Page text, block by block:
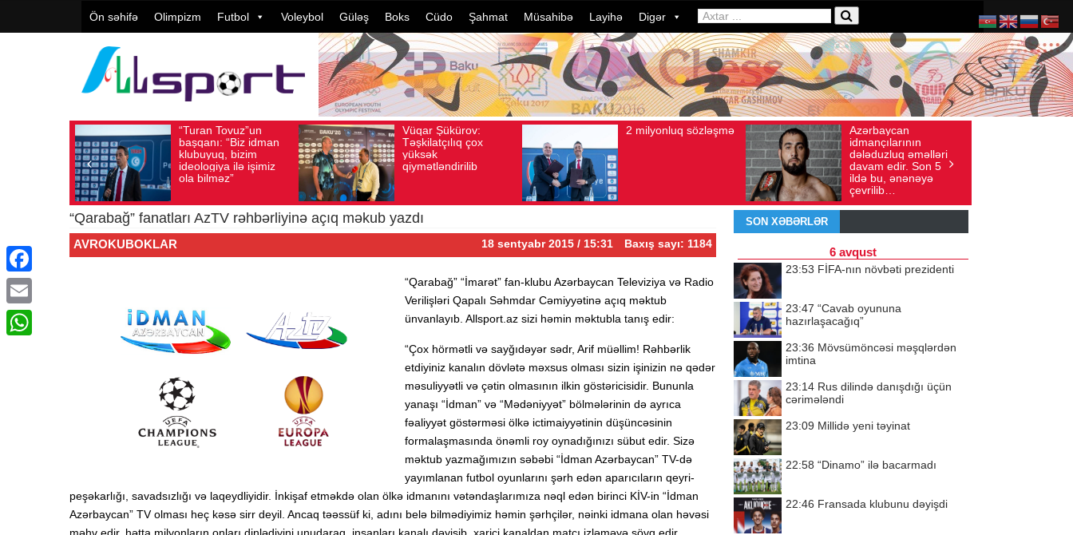
Ön səhifə Olimpizm Futbol Voleybol Güləş Boks Cüdo Şahmat Müsahibə Layihə Digər
“Turan Tovuz”un
başqanı: “Biz idman
klubuyuq, bizim
ideologiya ilə işimiz
ola bilməz”
Baxış sayı: 186
Vüqar Şükürov:
Təşkilatçılıq çox
yüksək
qiymətləndirilib
Baxış sayı: 106
Avqust 05, 2026 2 milyonluq sözləşmə
Baxış sayı: 80
Azərbaycan
idmançılarının
dələduzluq əməlləri
davam edir. Son 5
ildə bu, ənənəyə
çevrilib…
Baxış sayı: 136
Avqust 04, 2026
“Qarabağ” fanatları AzTV rəhbərliyinə açıq məkub yazdı
AVROKUBOKLAR 18 sentyabr 2015 / 15:31 Baxış sayı: 1184
“Qarabağ” “İmarət” fan-klubu Azərbaycan Televiziya və Radio
Verilişləri Qapalı Səhmdar Cəmiyyətinə açıq məktub
ünvanlayıb. Allsport.az sizi həmin məktubla tanış edir:
“Çox hörmətli və sayğıdəyər sədr, Arif müəllim! Rəhbərlik
etdiyiniz kanalın dövlətə məxsus olması sizin işinizin nə qədər
məsuliyyətli və çətin olmasının ilkin göstəricisidir. Bununla
yanaşı “İdman” və “Mədəniyyət” bölmələrinin də ayrıca
fəaliyyət göstərməsi ölkə ictimaiyyətinin düşüncəsinin
formalaşmasında önəmli roy oynadığınızı sübut edir. Sizə
məktub yazmağımızın səbəbi “İdman Azərbaycan” TV-də
yayımlanan futbol oyunlarını şərh edən aparıcıların qeyri-
peşəkarlığı, savadsızlığı və laqeydliyidir. İnkişaf etməkdə olan ölkə idmanını vətəndaşlarımıza nəql edən birinci KİV-in “İdman
Azərbaycan” TV olması heç kəsə sirr deyil. Ancaq təəssüf ki, adını belə bilmədiyimiz həmin şərhçilər, nəinki idmana olan həvəsi
SON XƏBƏRLƏR
6 avqust
23:53 FİFA-nın növbəti prezidenti
23:47 “Cavab oyununa
hazırlaşacağıq”
23:36 Mövsümöncəsi məşqlərdən
imtina
23:14 Rus dilində danışdığı üçün
cərimələndi
23:09 Millidə yeni təyinat
22:58 “Dinamo” ilə bacarmadı
22:46 Fransada klubunu dəyişdi
Facebook
Email